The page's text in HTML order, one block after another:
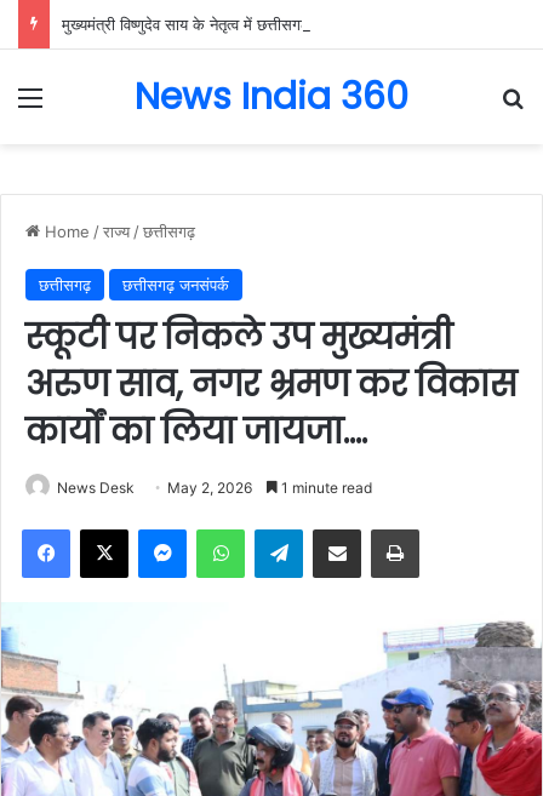
Menu News India 360
Home /राज्य /छत्तीसगढ़
छत्तीसगढ़ छत्तीसगढ़ जनसंपर्क
स्कूटी पर निकले उप मुख्यमंत्री
अरुण साव, नगर भ्रमण कर विकास
कार्यों का लिया जायजा….
News Desk May 2, 2026 1 minute read
Facebook
X MessengerWhatsAppTelegramShare via Email Print